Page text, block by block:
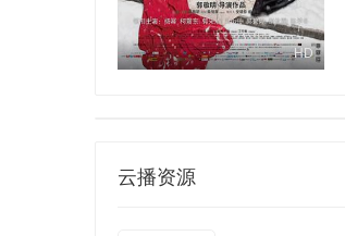
HD
云播资源